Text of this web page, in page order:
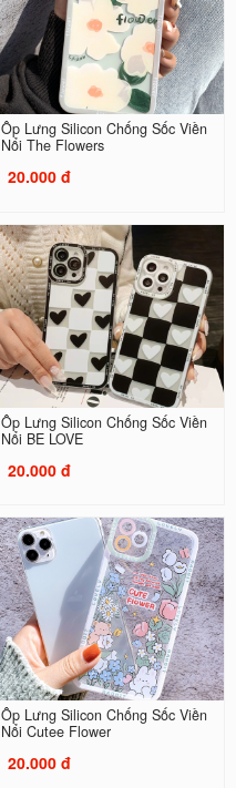
Ốp Lưng Silicon Chống Sốc Viền
Nổi The Flowers
20.000 đ
Ốp Lưng Silicon Chống Sốc Viền
Nổi BE LOVE
20.000 đ
Ốp Lưng Silicon Chống Sốc Viền
Nổi Cutee Flower
20.000 đ